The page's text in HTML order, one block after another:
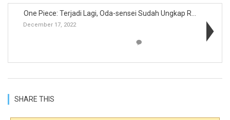
One Piece: Terjadi Lagi, Oda-sensei Sudah Ungkap R...
December 17, 2022
SHARE THIS